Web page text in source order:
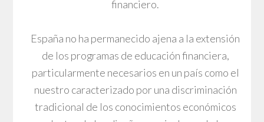
financiero.
España no ha permanecido ajena a la extensión
de los programas de educación financiera,
particularmente necesarios en un país como el
nuestro caracterizado por una discriminación
tradicional de los conocimientos económicos